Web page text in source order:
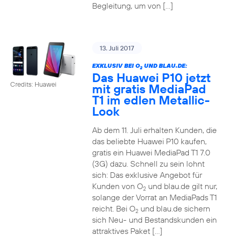
Begleitung, um von […]
Credits: Huawei
13. Juli 2017
EXKLUSIV BEI O2UND BLAU.DE:
Das Huawei P10 jetzt
mit gratis MediaPad
T1 im edlen Metallic-
Look
Ab dem 11. Juli erhalten Kunden, die
das beliebte Huawei P10 kaufen,
gratis ein Huawei MediaPad T1 7.0
(3G) dazu. Schnell zu sein lohnt
sich: Das exklusive Angebot für
Kunden von O2und blau.de gilt nur,
solange der Vorrat an MediaPads T1
reicht. Bei O2und blau.de sichern
sich Neu- und Bestandskunden ein
attraktives Paket […]